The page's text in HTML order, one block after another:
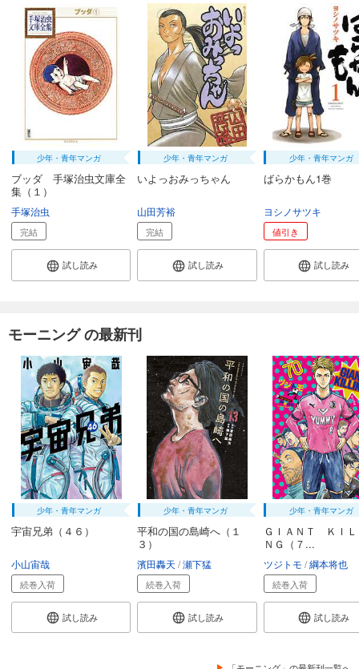
少年・青年マンガ
ブッダ 手塚治虫文庫全
集（１）
手塚治虫
完結
試し読み
少年・青年マンガ
いよっおみっちゃん
山田芳裕
完結
試し読み
少年・青年マンガ
ばらかもん1巻
ヨシノサツキ
値引き
試し読み
モーニング の最新刊
少年・青年マンガ
宇宙兄弟（４６）
小山宙哉
続巻入荷
試し読み
少年・青年マンガ
平和の国の島崎へ（１
３）
濱田轟天 瀬下猛
続巻入荷
試し読み
少年・青年マンガ
ＧＩＡＮＴ ＫＩＬ
ＮＧ（７...
ツジトモ 綱本将也
続巻入荷
試し読み